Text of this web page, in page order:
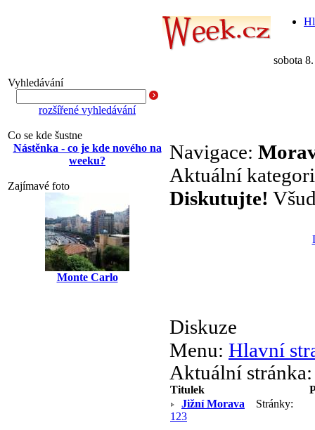
sobota
Vyhledávání
rozšířené vyhledávání
Co se kde šustne
Nástěnka - co je kde nového na
weeku?
Zajímavé foto
Monte Carlo
Navigace:
Aktuální
Diskutujte!
Diskuze
Menu: Hlavní
Aktuální
Titulek
Jižní Morava
Stránky:
1 23